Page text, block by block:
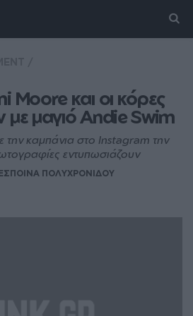
και οι κόρες
με μαγιό Andie Swim
καμπάνια στο Instagram την
εντυπωσιάζουν
ΠΟΛΥΧΡΟΝΙΔΟΥ